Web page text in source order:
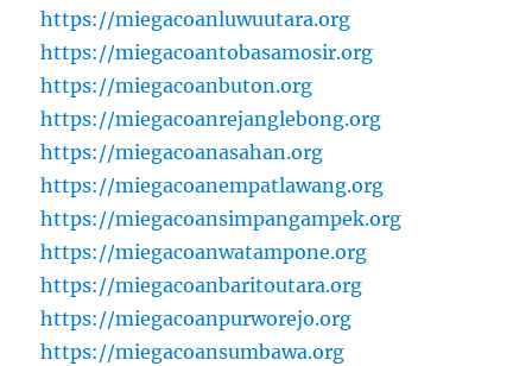
https://miegacoanluwuutara.org
https://miegacoantobasamosir.org
https://miegacoanbuton.org
https://miegacoanrejanglebong.org
https://miegacoanasahan.org
https://miegacoanempatlawang.org
https://miegacoansimpangampek.org
https://miegacoanwatampone.org
https://miegacoanbaritoutara.org
https://miegacoanpurworejo.org
https://miegacoansumbawa.org